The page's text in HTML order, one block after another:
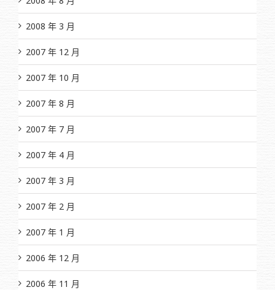
2008 年 3 月
2007 年 12 月
2007 年 10 月
2007 年 8 月
2007 年 7 月
2007 年 4 月
2007 年 3 月
2007 年 2 月
2007 年 1 月
2006 年 12 月
2006 年 11 月